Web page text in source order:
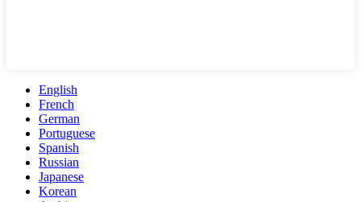
English
French
German
Portuguese
Spanish
Russian
Japanese
Korean